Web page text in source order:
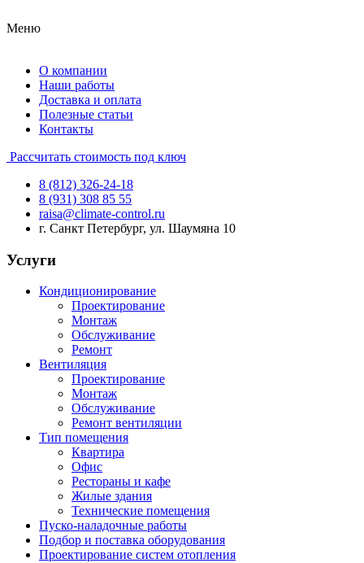
Меню
О компании
Наши работы
Доставка и оплата
Полезные статьи
Контакты
Рассчитать стоимость под ключ
8 (812) 326-24-18
8 (931) 308 85 55
raisa@climate-control.ru
г. Санкт Петербург, ул. Шаумяна 10
Услуги
Кондиционирование
Проектирование
Монтаж
Обслуживание
Ремонт
Вентиляция
Проектирование
Монтаж
Обслуживание
Ремонт вентиляции
Тип помещения
Квартира
Офис
Рестораны и кафе
Жилые здания
Технические помещения
Пуско-наладочные работы
Подбор и поставка оборудования
Проектирование систем отопления